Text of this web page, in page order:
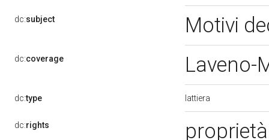
dc:subject Motivi
dc:coverage Laveno-
dc:type lattiera
dc:rights